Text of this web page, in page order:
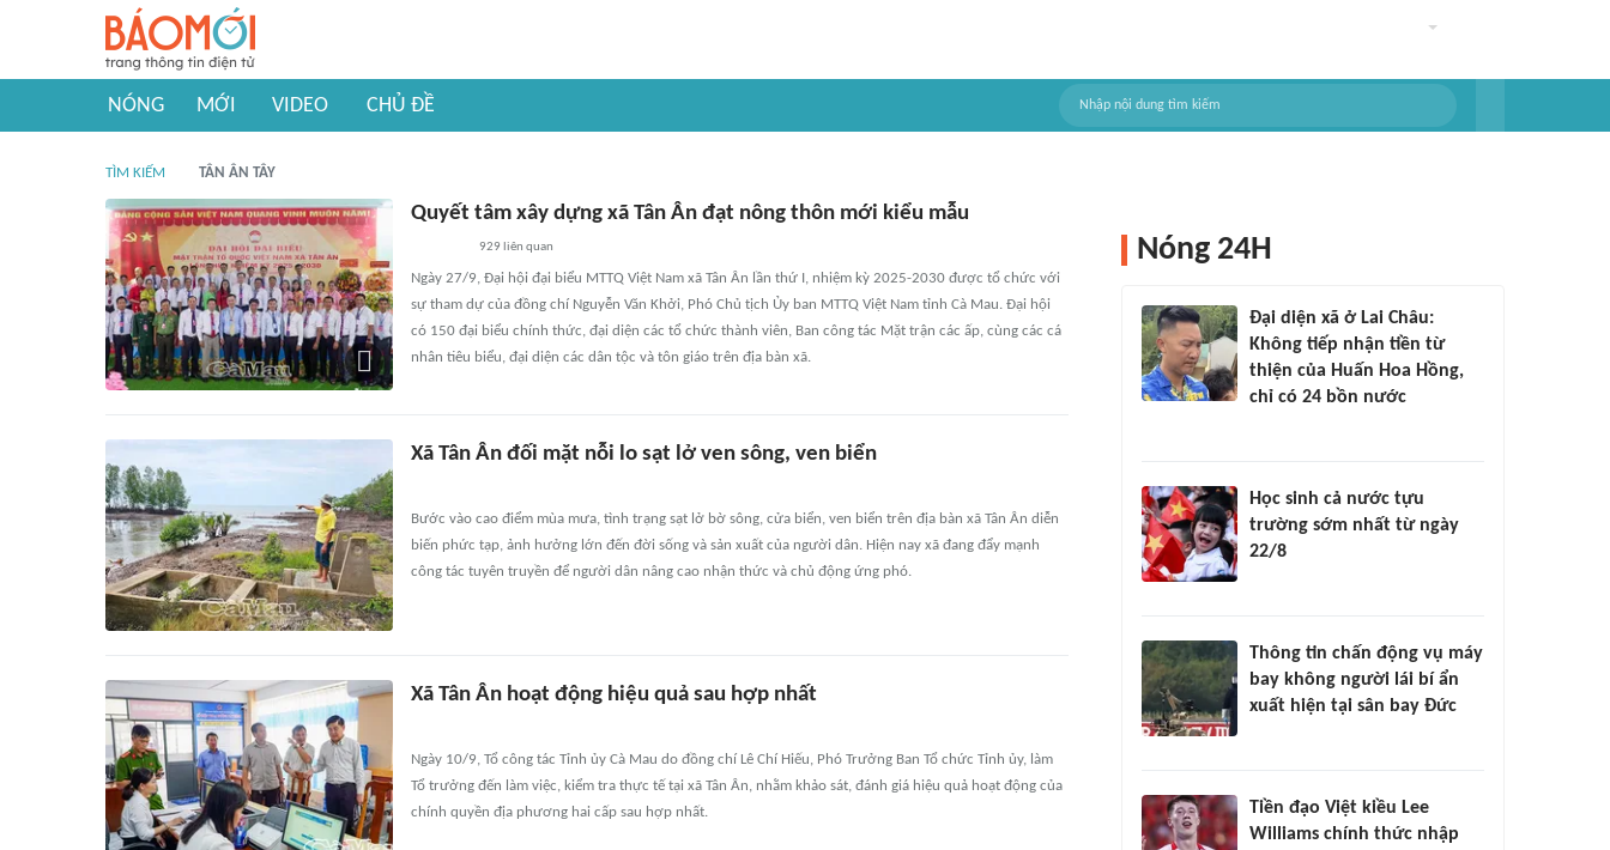
NÓNG MỚI VIDEO CHỦ ĐỀ
TÌM KIẾM TÂN ÂN TÂY
Quyết tâm xây dựng xã Tân Ân đạt nông thôn mới kiểu mẫu
929 liên quan
Ngày 27/9, Đại hội đại biểu MTTQ Việt Nam xã Tân Ân lần thứ I, nhiệm kỳ 2025-2030 được tổ chức với
sự tham dự của đồng chí Nguyễn Văn Khởi, Phó Chủ tịch Ủy ban MTTQ Việt Nam tỉnh Cà Mau. Đại hội
có 150 đại biểu chính thức, đại diện các tổ chức thành viên, Ban công tác Mặt trận các ấp, cùng các cá
nhân tiêu biểu, đại diện các dân tộc và tôn giáo trên địa bàn xã.
Xã Tân Ân đối mặt nỗi lo sạt lở ven sông, ven biển
Bước vào cao điểm mùa mưa, tình trạng sạt lở bờ sông, cửa biển, ven biển trên địa bàn xã Tân Ân diễn
biến phức tạp, ảnh hưởng lớn đến đời sống và sản xuất của người dân. Hiện nay xã đang đẩy mạnh
công tác tuyên truyền để người dân nâng cao nhận thức và chủ động ứng phó.
Xã Tân Ân hoạt động hiệu quả sau hợp nhất
Ngày 10/9, Tổ công tác Tỉnh ủy Cà Mau do đồng chí Lê Chí Hiếu, Phó Trưởng Ban Tổ chức Tỉnh ủy, làm
Tổ trưởng đến làm việc, kiểm tra thực tế tại xã Tân Ân, nhằm khảo sát, đánh giá hiệu quả hoạt động của
chính quyền địa phương hai cấp sau hợp nhất.
Nóng 24H
Đại diện xã ở Lai Châu:
Không tiếp nhận tiền từ
thiện của Huấn Hoa Hồng,
chỉ có 24 bồn nước
Học sinh cả nước tựu
trường sớm nhất từ ngày
22/8
Thông tin chấn động vụ máy
bay không người lái bí ẩn
xuất hiện tại sân bay Đức
Tiền đạo Việt kiều Lee
Williams chính thức nhập